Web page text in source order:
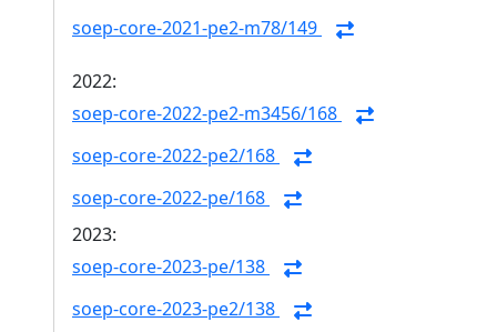
soep-core-2021-pe2-m78/149
2022:
soep-core-2022-pe2-m3456/168
soep-core-2022-pe2/168
soep-core-2022-pe/168
2023:
soep-core-2023-pe/138
soep-core-2023-pe2/138